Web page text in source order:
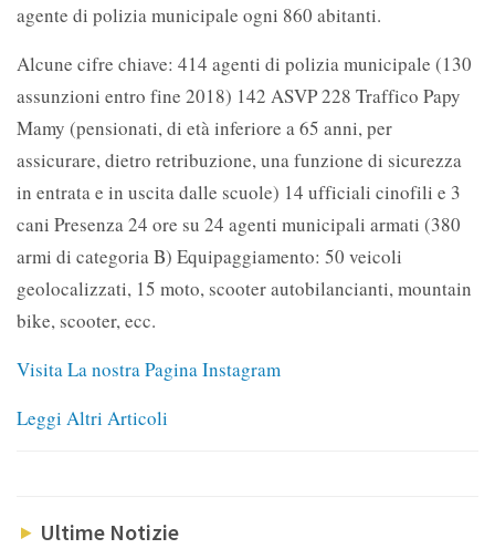
agente di polizia municipale ogni 860 abitanti.
Alcune cifre chiave: 414 agenti di polizia municipale (130
assunzioni entro fine 2018) 142 ASVP 228 Traffico Papy
Mamy (pensionati, di età inferiore a 65 anni, per
assicurare, dietro retribuzione, una funzione di sicurezza
in entrata e in uscita dalle scuole) 14 ufficiali cinofili e 3
cani Presenza 24 ore su 24 agenti municipali armati (380
armi di categoria B) Equipaggiamento: 50 veicoli
geolocalizzati, 15 moto, scooter autobilancianti, mountain
bike, scooter, ecc.
Visita La nostra Pagina Instagram
Leggi Altri Articoli
Ultime Notizie